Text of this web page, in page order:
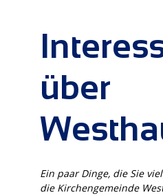
über
Ein paar Dinge, die Sie
die Kirchengemeinde